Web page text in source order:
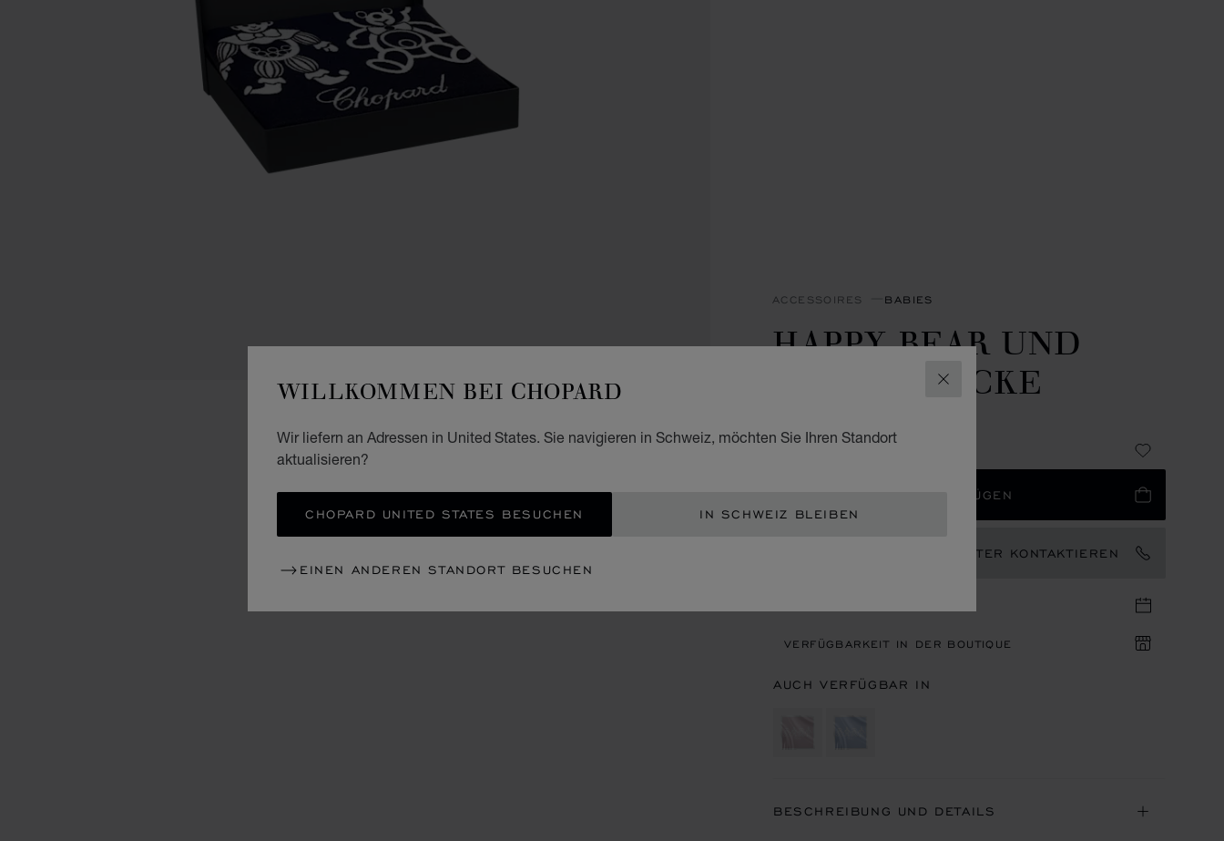
SCHLIESSEN
WILLKOMMEN BEI CHOPARD
Wir liefern an Adressen in United States. Sie navigieren in Schweiz, möchten Sie Ihren Standort
aktualisieren?
CHOPARD UNITED STATES BESUCHEN IN SCHWEIZ BLEIBEN
EINEN ANDEREN STANDORT BESUCHEN
ACCESSOIRES BABIES
HAPPY BEAR UND
CLOWN DECKE
ZUM WARENKORB HINZUFÜGEN
EINEN MARKENBOTSCHAFTER KONTAKTIEREN
VERFÜGBARKEIT IN DER BOUTIQUE
AUCH VERFÜGBAR IN
BESCHREIBUNG UND DETAILS